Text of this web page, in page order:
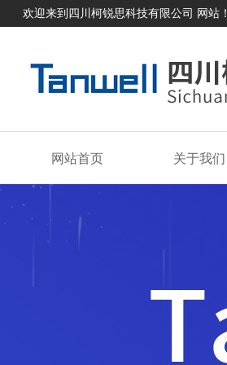
欢迎来到四川柯锐思科技有限公司 网站！
网站首页 关于我们